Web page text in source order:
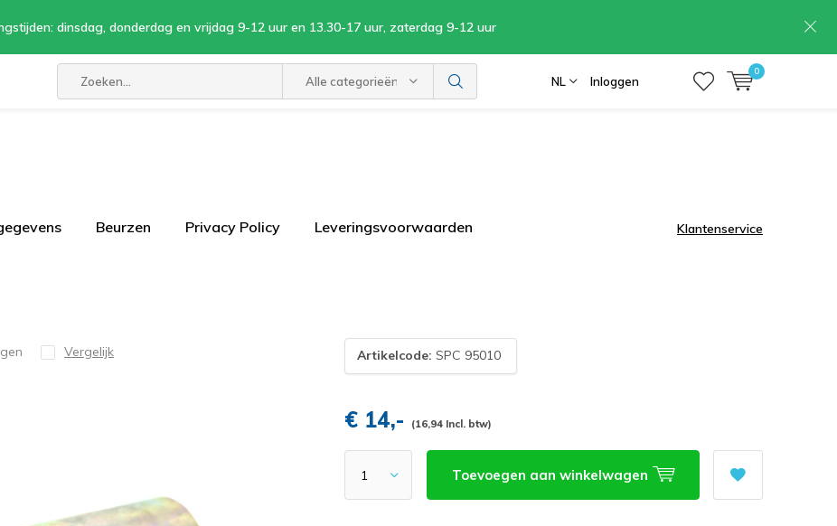
Alle categorieën NL Inloggen
0
dinsdag, donderdag en vrijdag 9-12 uur en 13.30-17 uur, zaterdag 9-12 uur
Beurzen Privacy Policy Leveringsvoorwaarden Klantenservice
Vergelijk Artikelcode: SPC 95010
€ 14,- (16,94 Incl. btw)
Toevoegen aan winkelwagen